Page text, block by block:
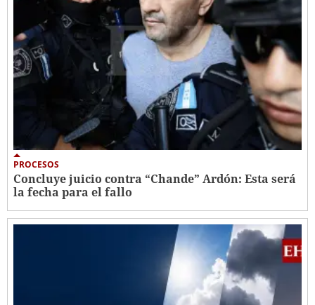
PROCESOS
Concluye juicio contra “Chande” Ardón: Esta será
la fecha para el fallo